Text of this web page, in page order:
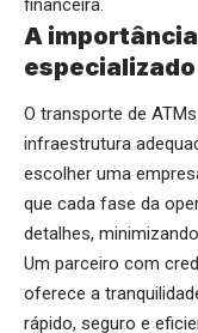
financeira.
A
especializado
O transporte de
infraestrutura
escolher uma
que cada fase da
detalhes,
Um parceiro com
oferece a
rápido, seguro e